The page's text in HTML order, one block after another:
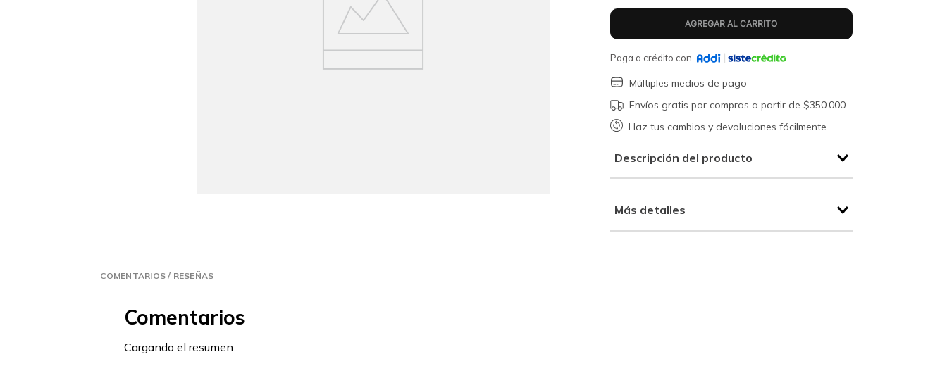
Paga a crédito con
Múltiples medios de pago
Envíos gratis por compras a partir de $350.000
Haz tus cambios y devoluciones fácilmente
Descripción del producto
Más detalles
COMENTARIOS / RESEÑAS
Comentarios
Cargando el resumen…